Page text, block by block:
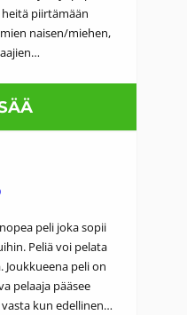
S
Ä
piirtämään
naisen/miehen,
:
S
O
P
I
peli joka sopii
Peliä voi pelata
peli on
pelaaja pääsee
kun edellinen…